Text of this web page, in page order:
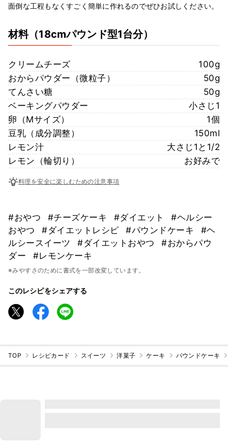
面倒な工程もなくすごく簡単に作れるのでぜひお試しください。
材料（18cmパウンド型1台分）
クリームチーズ
100g
おからパウダー（微粒子）
50g
てんさい糖
50g
ベーキングパウダー
小さじ1
卵（Mサイズ）
1個
豆乳（成分調整）
150ml
レモン汁
大さじ1と1/2
レモン（輪切り）
お好みで
料理を安全に楽しむための注意事項
#おやつ #チーズケーキ #ダイエット
#ヘルシー
おやつ
#ダイエットレシピ #パウンドケーキ
#ヘ
ルシースイーツ
#ダイエットおやつ
#おからパウ
ダー
#レモンケーキ
※みやすさのために書式を一部改変しています。
このレシピをシェアする
TOP レシピカード スイーツ 洋菓子 ケーキ パウンドケーキ